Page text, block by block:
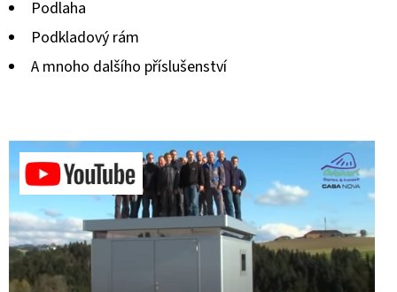
Podlaha
Podkladový rám
A mnoho dalšího příslušenství